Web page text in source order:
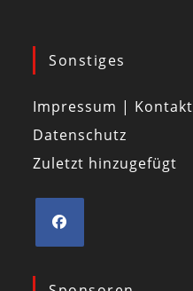
Sonstiges
Impressum | Kontakt
Datenschutz
Zuletzt hinzugefügt